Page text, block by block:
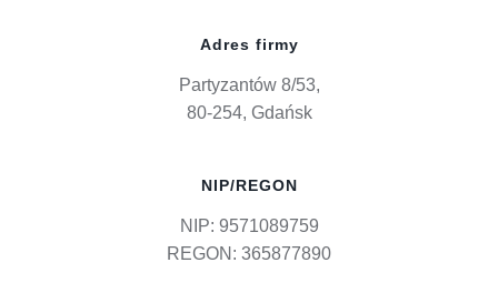
Adres firmy
Partyzantów 8/53,
80-254, Gdańsk
NIP/REGON
NIP: 9571089759
REGON: 365877890